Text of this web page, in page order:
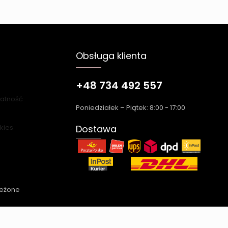
Obsługa klienta
+48 734 492 557
Poniedziałek – Piątek: 8:00 - 17:00
Dostawa